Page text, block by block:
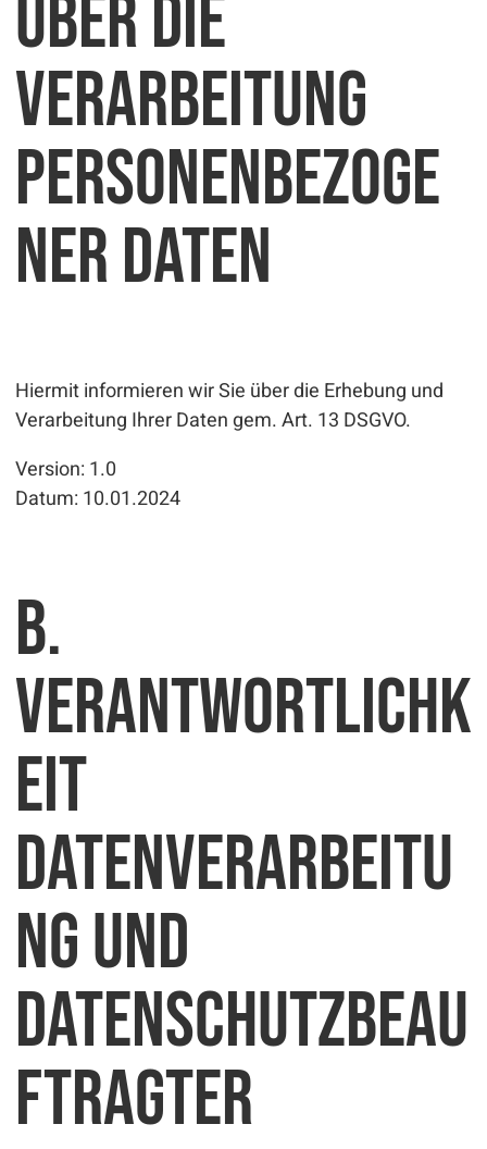
über die
Verarbeitung
personenbezoge
ner Daten
Hiermit informieren wir Sie über die Erhebung und
Verarbeitung Ihrer Daten gem. Art. 13 DSGVO.
Version: 1.0
Datum: 10.01.2024
B.
Verantwortlichk
eit
Datenverarbeitu
ng und
Datenschutzbeau
ftragter